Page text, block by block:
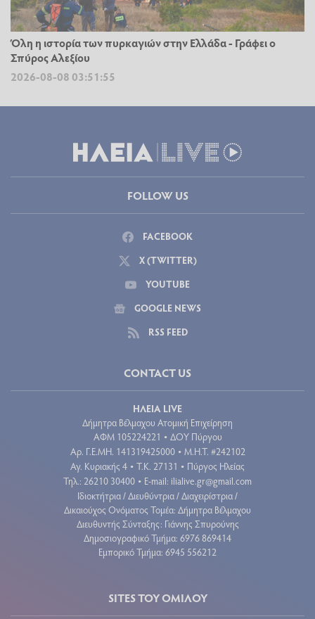
Όλη η ιστορία των πυρκαγιών στην Ελλάδα - Γράφει ο
Σπύρος Αλεξίου
2026-08-08 03:51:55
FOLLOW US
FACEBOOK
X (TWITTER)
YOUTUBE
GOOGLE NEWS
RSS FEED
CONTACT US
ΗΛΕΙΑ LIVE
Δήμητρα Βέλμαχου Ατομική Επιχείρηση
ΑΦΜ 105224221 • ΔΟΥ Πύργου
Aρ. Γ.Ε.ΜΗ. 141319425000 • Μ.Η.Τ. #242102
Αγ. Κυριακής 4 • Τ.Κ. 27131 • Πύργος Ηλείας
Τηλ.: 26210 30400 • E-mail: ilialive.gr@gmail.com
Ιδιοκτήτρια / Διευθύντρια / Διαχειρίστρια /
Δικαιούχος Ονόματος Τομέα: Δήμητρα Βέλμαχου
Διευθυντής Σύνταξης: Γιάννης Σπυρούνης
Δημοσιογραφικό Τμήμα: 6976 869414
Εμπορικό Τμήμα: 6945 556212
SITES ΤΟΥ ΟΜΙΛΟΥ